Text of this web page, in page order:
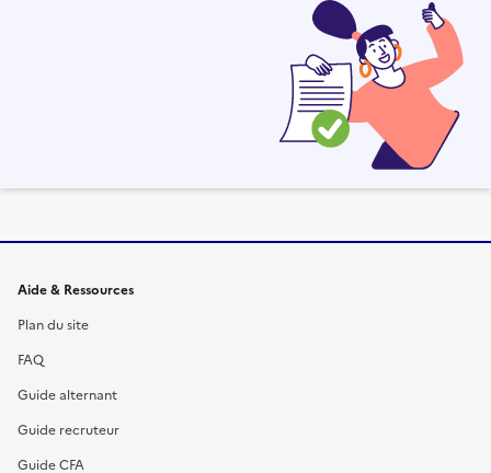
Informations et liens du site
Aide & Ressources
Plan du site
FAQ
Guide alternant
Guide recruteur
Guide CFA